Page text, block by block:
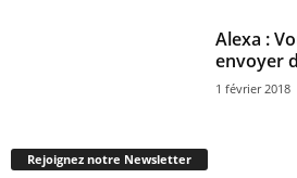
Alexa :
envoyer
1 février 2018
Rejoignez notre Newsletter